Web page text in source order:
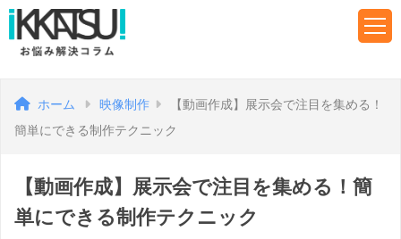
ホーム 映像制作
【動画作成】展示会で注目を集める！
簡単にできる制作テクニック
【動画作成】展示会で注目を集める！簡
単にできる制作テクニック